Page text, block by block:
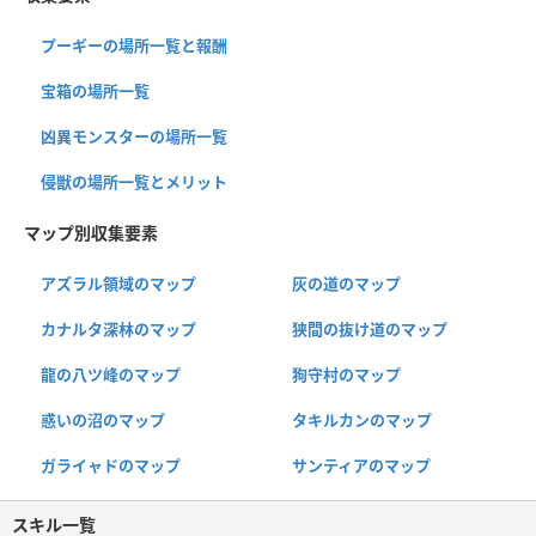
プーギーの場所一覧と報酬
宝箱の場所一覧
凶異モンスターの場所一覧
侵獣の場所一覧とメリット
マップ別収集要素
アズラル領域のマップ 灰の道のマップ
カナルタ深林のマップ 狭間の抜け道のマップ
龍の八ツ峰のマップ 狗守村のマップ
惑いの沼のマップ タキルカンのマップ
ガライャドのマップ サンティアのマップ
スキル一覧